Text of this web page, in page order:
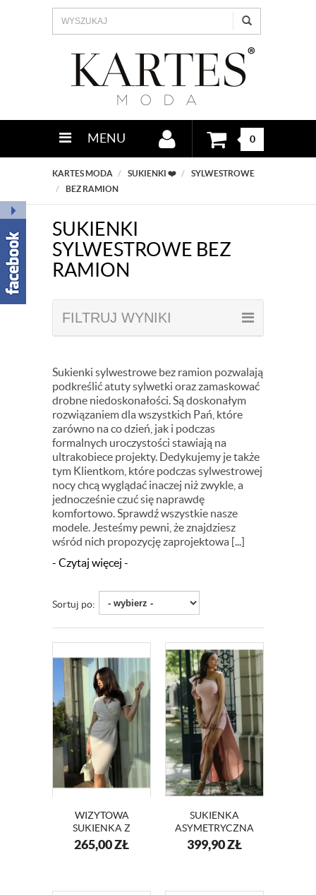
MENU 0
KARTES MODA SUKIENKI ❤️
SYLWESTROWE
BEZ RAMION
SUKIENKI
SYLWESTROWE BEZ
RAMION
FILTRUJ WYNIKI
Sukienki sylwestrowe bez ramion pozwalają
podkreślić atuty sylwetki oraz zamaskować
drobne niedoskonałości. Są doskonałym
rozwiązaniem dla wszystkich Pań, które
zarówno na co dzień, jak i podczas
formalnych uroczystości stawiają na
ultrakobiece projekty. Dedykujemy je także
tym Klientkom, które podczas sylwestrowej
nocy chcą wyglądać inaczej niż zwykle, a
jednocześnie czuć się naprawdę
komfortowo. Sprawdź wszystkie nasze
modele. Jesteśmy pewni, że znajdziesz
wśród nich propozycję zaprojektowa [...]
- Czytaj więcej -
Sortuj po:
WIZYTOWA
SUKIENKA Z
KOPERTOWYM
DEKOLTEM
265,00ZŁ
SUKIENKA
ASYMETRYCZNA
Z FALBANĄ
GRACJA KM352-5
399,90ZŁ